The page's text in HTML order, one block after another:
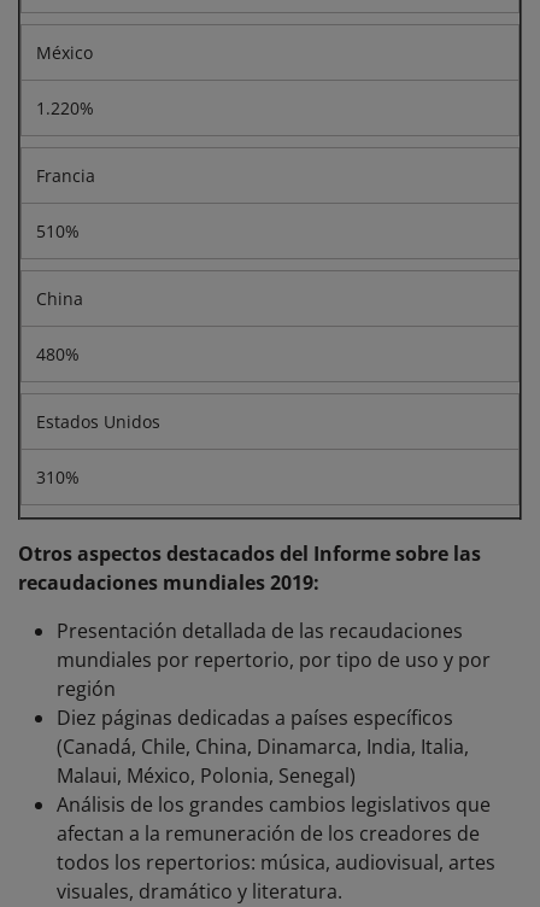
México
1.220%
Francia
510%
China
480%
Estados Unidos
310%
Otros aspectos destacados del Informe sobre las
recaudaciones mundiales 2019:
Presentación detallada de las recaudaciones
mundiales por repertorio, por tipo de uso y por
región
Diez páginas dedicadas a países específicos
(Canadá, Chile, China, Dinamarca, India, Italia,
Malaui, México, Polonia, Senegal)
Análisis de los grandes cambios legislativos que
afectan a la remuneración de los creadores de
todos los repertorios: música, audiovisual, artes
visuales, dramático y literatura.